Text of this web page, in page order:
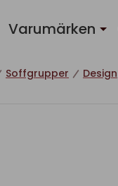
Varumärken
Soffgrupper Design